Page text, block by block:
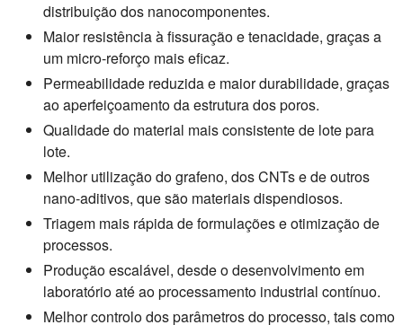
distribuição dos nanocomponentes.
Maior resistência à fissuração e tenacidade, graças a
um micro-reforço mais eficaz.
Permeabilidade reduzida e maior durabilidade, graças
ao aperfeiçoamento da estrutura dos poros.
Qualidade do material mais consistente de lote para
lote.
Melhor utilização do grafeno, dos CNTs e de outros
nano-aditivos, que são materiais dispendiosos.
Triagem mais rápida de formulações e otimização de
processos.
Produção escalável, desde o desenvolvimento em
laboratório até ao processamento industrial contínuo.
Melhor controlo dos parâmetros do processo, tais como